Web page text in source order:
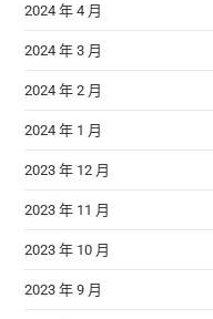
2024 年 4 月
2024 年 3 月
2024 年 2 月
2024 年 1 月
2023 年 12 月
2023 年 11 月
2023 年 10 月
2023 年 9 月